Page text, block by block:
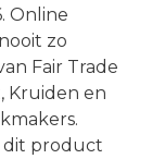
Online
zo
Fair Trade
Kruiden en
dit product